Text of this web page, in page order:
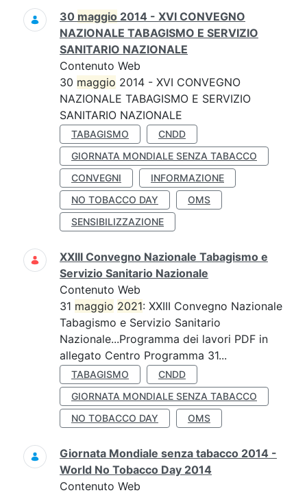
Ricerca
30 maggio 2014 - XVI CONVEGNO
NAZIONALE TABAGISMO E SERVIZIO
SANITARIO NAZIONALE
Contenuto Web
30 maggio 2014 - XVI CONVEGNO
NAZIONALE TABAGISMO E SERVIZIO
SANITARIO NAZIONALE
TABAGISMO
CNDD
GIORNATA MONDIALE SENZA TABACCO
CONVEGNI
INFORMAZIONE
NO TOBACCO DAY
OMS
SENSIBILIZZAZIONE
XXIII Convegno Nazionale Tabagismo e
Servizio Sanitario Nazionale
Contenuto Web
31 maggio 2021: XXIII Convegno Nazionale
Tabagismo e Servizio Sanitario
Nazionale...Programma dei lavori PDF in
allegato Centro Programma 31...
TABAGISMO
CNDD
GIORNATA MONDIALE SENZA TABACCO
NO TOBACCO DAY
OMS
Giornata Mondiale senza tabacco 2014 -
World No Tobacco Day 2014
Contenuto Web